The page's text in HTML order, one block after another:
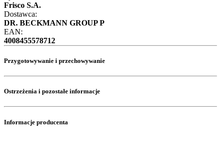
Frisco S.A.
Dostawca:
DR. BECKMANN GROUP P
EAN:
4008455578712
Przygotowywanie i przechowywanie
Ostrzeżenia i pozostałe informacje
Informacje producenta